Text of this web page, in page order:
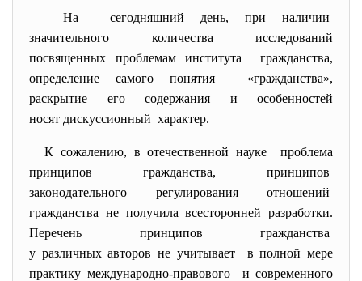
На сегодняшний день, при наличии
значительного количества исследований
посвященных проблемам института гражданства,
определение самого понятия «гражданства»,
раскрытие его содержания и особенностей
носят дискуссионный характер.
К сожалению, в отечественной науке проблема
принципов гражданства, принципов
законодательного регулирования отношений
гражданства не получила всесторонней разработки.
Перечень принципов гражданства
у различных авторов не учитывает в полной мере
практику международно-правового и современного